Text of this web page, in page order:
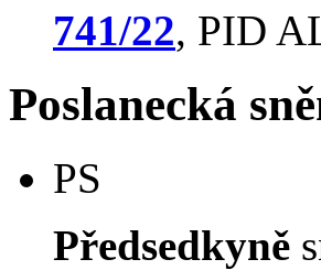
741/22, PID
Poslanecká
PS
Předsedkyně